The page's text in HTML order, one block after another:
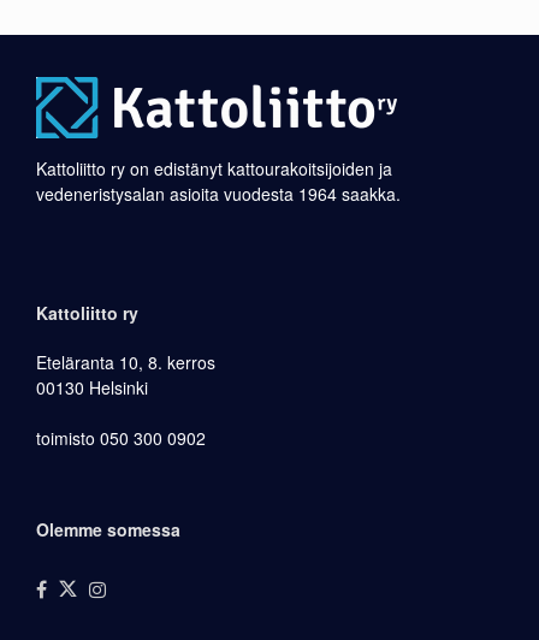
Kattoliitto ry on edistänyt kattourakoitsijoiden ja
vedeneristysalan asioita vuodesta 1964 saakka.
Kattoliitto ry
Eteläranta 10, 8. kerros
00130 Helsinki
toimisto 050 300 0902
Olemme somessa